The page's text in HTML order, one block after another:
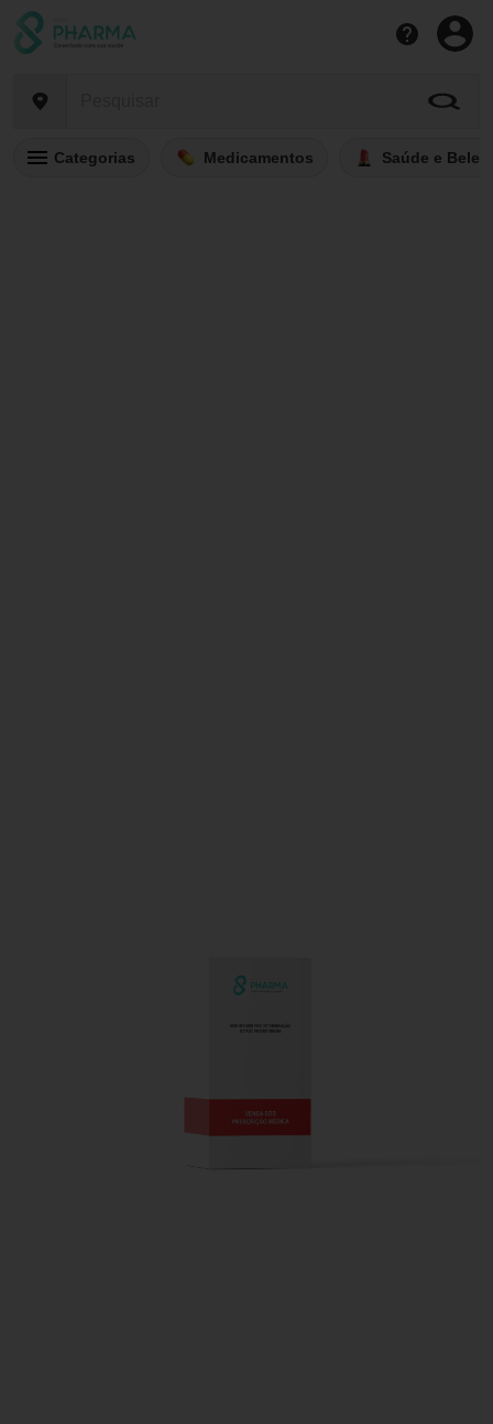
Categorias Medicamentos Saúde e